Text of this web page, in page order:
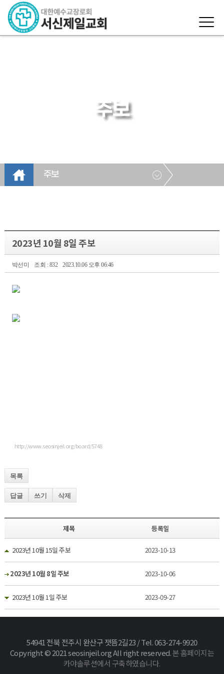
주보
주보
2023년 10월 8일 주보
박선미 조회 : 832 2023.10.06 오후 06:46
http://www.seosinjeil.org/board/5748
목록
답글 쓰기 삭제
제목 등록일
2023년 10월 15일 주보 2023-10-13
2023년 10월 8일 주보 2023-10-06
2023년 10월 1일 주보 2023-09-27
54941 전북 전주시 완산구 잿뜸2길23 / Tel. 063-274-9920
Copyright © 2021 seosinjeil.org All right reserved.본 홈페이지는
카야솔루션에서 구축하였습니다.